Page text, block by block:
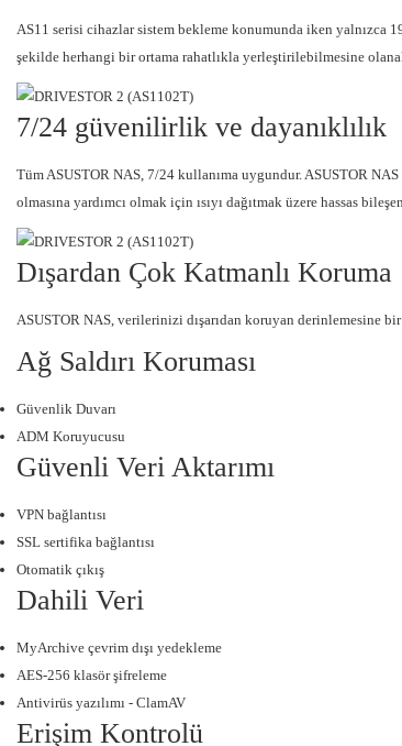
AS11 serisi cihazlar sistem bekleme konumunda iken yalnızca
şekilde herhangi bir ortama rahatlıkla yerleştirilebilmesine
7/24 güvenilirlik ve dayanıklılık
Tüm ASUSTOR NAS, 7/24 kullanıma uygundur. ASUSTOR
olmasına yardımcı olmak için ısıyı dağıtmak üzere hassas
Dışardan Çok Katmanlı Koruma
ASUSTOR NAS, verilerinizi dışarıdan koruyan derinlemesine
Ağ Saldırı Koruması
Güvenlik Duvarı
ADM Koruyucusu
Güvenli Veri Aktarımı
VPN bağlantısı
SSL sertifika bağlantısı
Otomatik çıkış
Dahili Veri
MyArchive çevrim dışı yedekleme
AES-256 klasör şifreleme
Antivirüs yazılımı - ClamAV
Erişim Kontrolü